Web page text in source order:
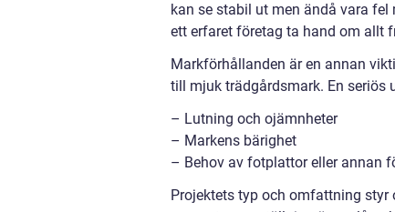
kan se stabil ut men ändå vara
ett erfaret företag ta hand om allt
Markförhållanden är en annan
till mjuk trädgårdsmark. En seriös
– Lutning och ojämnheter
– Markens bärighet
– Behov av fotplattor eller annan
Projektets typ och omfattning styr